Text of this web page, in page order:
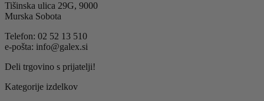
Tišinska ulica 29G, 9000
Murska Sobota
Telefon: 02 52 13 510
e-pošta: info@galex.si
Deli trgovino s prijatelji!
Kategorije izdelkov